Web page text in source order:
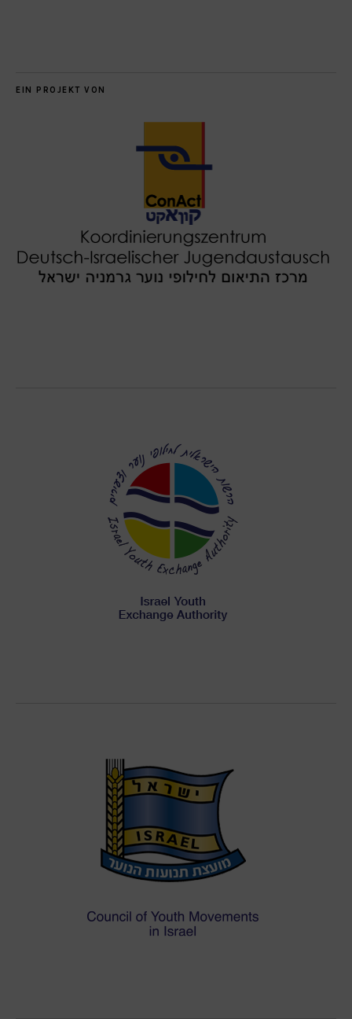
EIN PROJEKT VON